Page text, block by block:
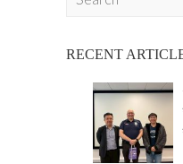
r
RECENT